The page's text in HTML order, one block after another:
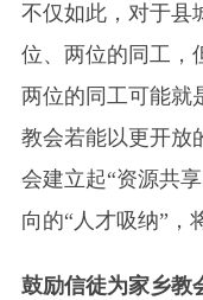
不仅如此，对于县
位、两位的同工，
两位的同工可能就
教会若能以更开放
会建立起“资源共
向的“人才吸纳”，
鼓励信徒为家乡教